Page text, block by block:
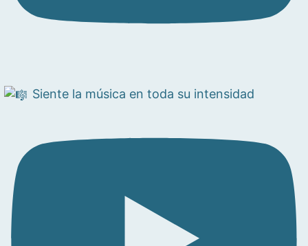
Siente la música en toda su intensidad